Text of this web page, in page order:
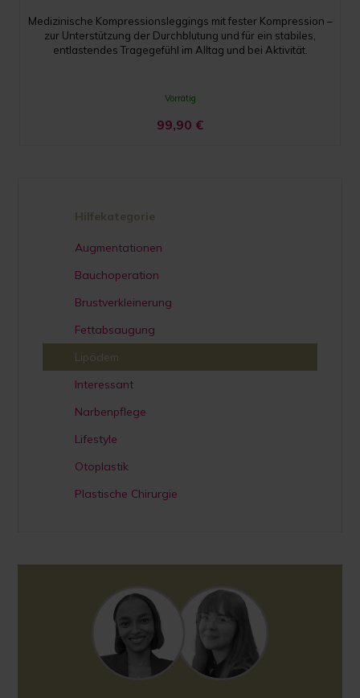
Medizinische Kompressionsleggings mit fester Kompression –
zur Unterstützung der Durchblutung und für ein stabiles,
entlastendes Tragegefühl im Alltag und bei Aktivität.
Vorrätig
99,90 €
Hilfekategorie
Augmentationen
Bauchoperation
Brustverkleinerung
Fettabsaugung
Lipödem
Interessant
Narbenpflege
Lifestyle
Otoplastik
Plastische Chirurgie